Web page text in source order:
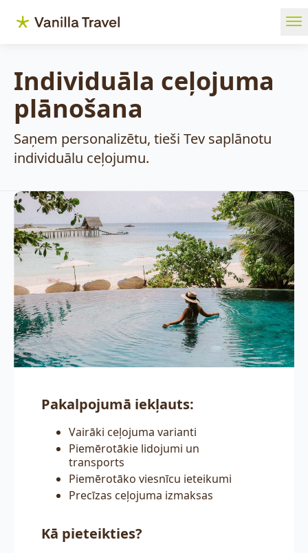
Individuāla ceļojuma
plānošana
Saņem personalizētu, tieši Tev saplānotu
individuālu ceļojumu.
Pakalpojumā iekļauts:
Vairāki ceļojuma varianti
Piemērotākie lidojumi un
transports
Piemērotāko viesnīcu ieteikumi
Precīzas ceļojuma izmaksas
Kā pieteikties?